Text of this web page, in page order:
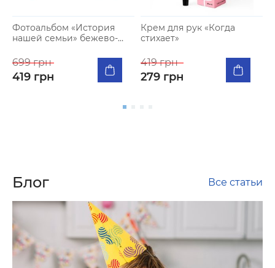
Фотоальбом «История
нашей семьи» бежево-
699 грн
419 грн
Крем для рук «Когда
стихает»
419 грн
279 грн
Блог Все статьи